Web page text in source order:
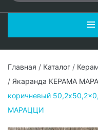
Главная / Каталог /
/ Якаранда КЕРАМА
коричневый
МАРАЦЦИ